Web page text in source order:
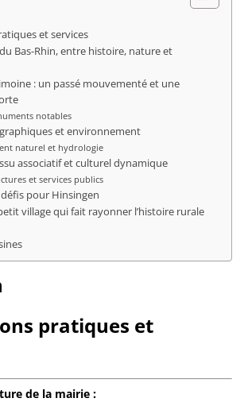
et services
Bas-Rhin, entre histoire, nature et
: un passé mouvementé et une
notables
et environnement
naturel et hydrologie
associatif et culturel dynamique
et services publics
pour Hinsingen
village qui fait rayonner l’histoire rurale
pratiques et
de la mairie :